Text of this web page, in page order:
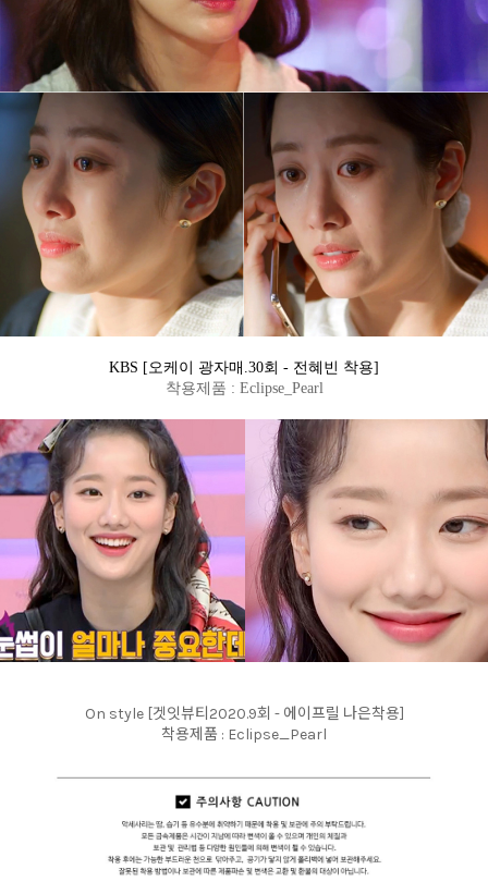
KBS [오케이 광자매.30회 - 전혜빈 착용]
착용제품 : Eclipse_Pearl
On style [겟잇뷰티2020.9회 - 에이프릴 나은착용]
착용제품 : Eclipse_Pearl